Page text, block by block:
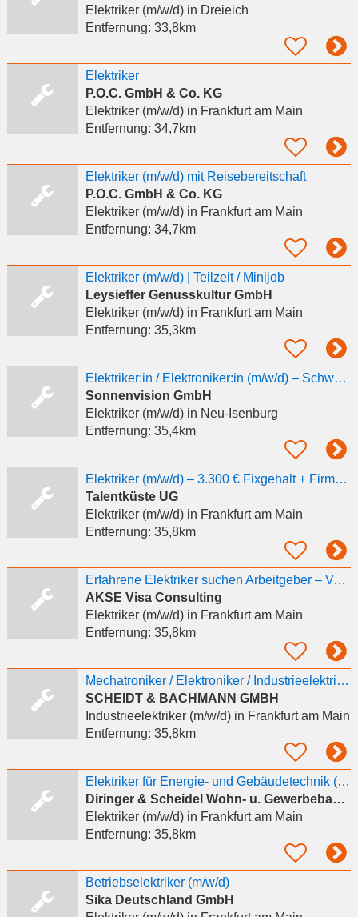
Elektriker (m/w/d)in Dreieich
Entfernung: 33,8km
Elektriker
P.O.C. GmbH & Co. KG
Elektriker (m/w/d)in Frankfurt am Main
Entfernung: 34,7km
Elektriker (m/w/d) mit Reisebereitschaft
P.O.C. GmbH & Co. KG
Elektriker (m/w/d)in Frankfurt am Main
Entfernung: 34,7km
Elektriker (m/w/d) | Teilzeit / Minijob
Leysieffer Genusskultur GmbH
Elektriker (m/w/d)in Frankfurt am Main
Entfernung: 35,3km
Elektriker:in / Elektroniker:in (m/w/d) – Schwerpunkt Photovoltaik
Sonnenvision GmbH
Elektriker (m/w/d)in Neu-Isenburg
Entfernung: 35,4km
Elektriker (m/w/d) – 3.300 € Fixgehalt + Firmenwagen + Bonus
Talentküste UG
Elektriker (m/w/d)in Frankfurt am Main
Entfernung: 35,8km
Erfahrene Elektriker suchen Arbeitgeber – Vermittlung kostenlos!
AKSE Visa Consulting
Elektriker (m/w/d)in Frankfurt am Main
Entfernung: 35,8km
Mechatroniker /​ Elektroniker /​ Industrieelektriker (m/​w/​d) als Monteur Eisenbahn-,
SCHEIDT & BACHMANN GMBH
Industrieelektriker (m/w/d)in Frankfurt am Main
Entfernung: 35,8km
Elektriker für Energie- und Gebäudetechnik (m/w/d)
Diringer & Scheidel Wohn- u. Gewerbebau GmbH
Elektriker (m/w/d)in Frankfurt am Main
Entfernung: 35,8km
Betriebselektriker (m/w/d)
Sika Deutschland GmbH